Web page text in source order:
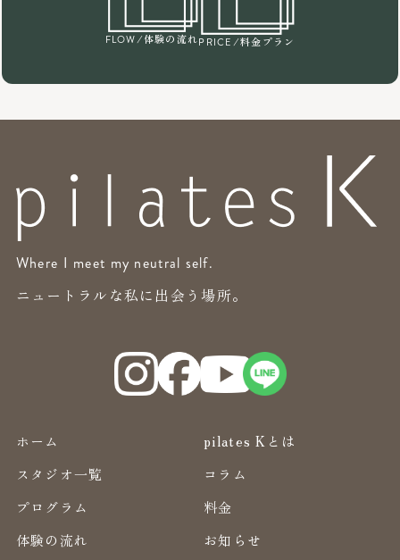
FLOW /体験の流れPRICE /料金プラン
Where I meet my neutral self.
ニュートラルな私に出会う場所。
ホーム
pilates Kとは
スタジオ一覧
コラム
プログラム
料金
体験の流れ
お知らせ